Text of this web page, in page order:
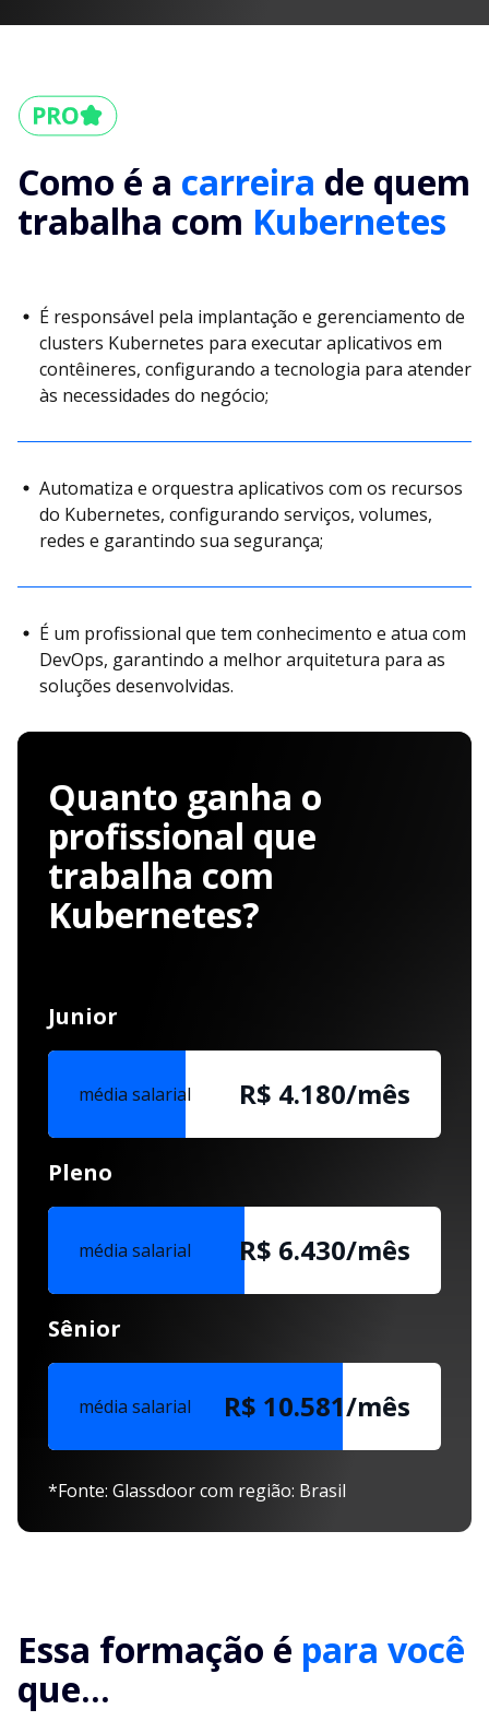
Como é a carreira de quem
trabalha com Kubernetes
É responsável pela implantação e gerenciamento de
clusters Kubernetes para executar aplicativos em
contêineres, configurando a tecnologia para atender
às necessidades do negócio;
Automatiza e orquestra aplicativos com os recursos
do Kubernetes, configurando serviços, volumes,
redes e garantindo sua segurança;
É um profissional que tem conhecimento e atua com
DevOps, garantindo a melhor arquitetura para as
soluções desenvolvidas.
Quanto ganha o
profissional que
trabalha com
Kubernetes?
Junior
média salarial R$ 4.180/mês
Pleno
média salarial R$ 6.430/mês
Sênior
média salarial R$ 10.581/mês
*Fonte: Glassdoor com região: Brasil
Essa formação é para você
que...